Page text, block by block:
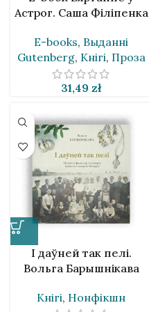
Астрог. Саша Філіпенка
E-books, Выданнi
Gutenberg, Кнігі, Проза
31,49 zł
І даўней так пелі.
Вольга Барышнікава
Кнігі, Нонфікшн